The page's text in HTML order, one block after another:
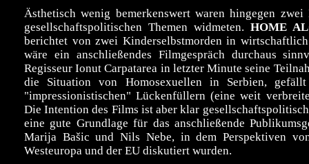
Ästhetisch wenig bemerkenswert waren hingegen
gesellschaftspolitischen Themen widmeten.HOME
berichtet von zwei Kinderselbstmorden in
wäre ein anschließendes Filmgespräch durchaus
Regisseur Ionut Carpatarea in letzter Minute seine
die Situation von Homosexuellen in Serbien,
"impressionistischen" Lückenfüllern (eine weit
Die Intention des Films ist aber klar
eine gute Grundlage für das anschließende
Marija Bašic und Nils Nebe, in dem Perspektiven
Westeuropa und der EU diskutiert wurden.